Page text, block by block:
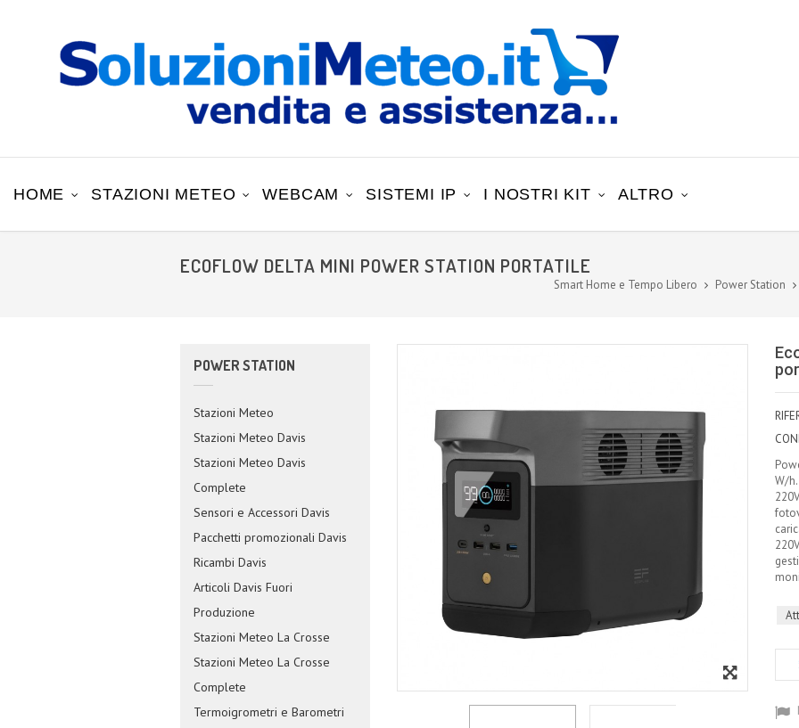
HOME STAZIONI METEO WEBCAM SISTEMI IP I NOSTRI KIT ALTRO
ECOFLOW DELTA MINI POWER STATION PORTATILE
Smart Home e Tempo Libero Power Station
POWER STATION
Stazioni Meteo
Stazioni Meteo Davis
Stazioni Meteo Davis
Complete
Sensori e Accessori Davis
Pacchetti promozionali Davis
Ricambi Davis
Articoli Davis Fuori
Produzione
Stazioni Meteo La Crosse
Stazioni Meteo La Crosse
Complete
Termoigrometri e Barometri
W/